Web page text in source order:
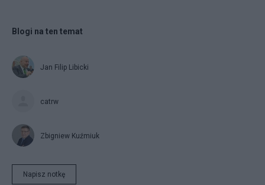
Blogi na ten temat
Jan Filip Libicki
catrw
Zbigniew Kuźmiuk
Napisz notkę